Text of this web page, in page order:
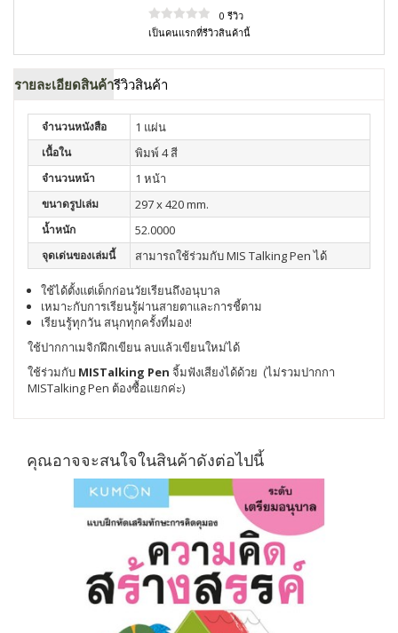
0 รีวิว
เป็นคนแรกที่รีวิวสินค้านี้
รายละเอียดสินค้ารีวิวสินค้า
จำนวนหนังสือ 1 แผ่น
เนื้อใน พิมพ์ 4 สี
จำนวนหน้า 1 หน้า
ขนาดรูปเล่ม 297 x 420 mm.
น้ำหนัก 52.0000
จุดเด่นของเล่มนี้ สามารถใช้ร่วมกับ MIS Talking Pen ได้
ใช้ได้ตั้งแต่เด็กก่อนวัยเรียนถึงอนุบาล
เหมาะกับการเรียนรู้ผ่านสายตาและการชี้ตาม
เรียนรู้ทุกวัน สนุกทุกครั้งที่มอง!
ใช้ปากกาเมจิกฝึกเขียน ลบแล้วเขียนใหม่ได้
ใช้ร่วมกับ MISTalking Pen จิ้มฟังเสียงได้ด้วย (ไม่รวมปากกา
MISTalking Pen ต้องซื้อแยกค่ะ)
คุณอาจจะสนใจในสินค้าดังต่อไปนี้